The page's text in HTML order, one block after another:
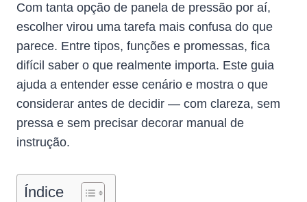
Com tanta opção de panela de pressão por aí,
escolher virou uma tarefa mais confusa do que
parece. Entre tipos, funções e promessas, fica
difícil saber o que realmente importa. Este guia
ajuda a entender esse cenário e mostra o que
considerar antes de decidir — com clareza, sem
pressa e sem precisar decorar manual de
instrução.
Índice